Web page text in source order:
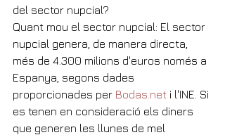
del sector nupcial?
Quant mou el sector nupcial: El sector
nupcial genera, de manera directa,
més de 4.300 milions d'euros només a
Espanya, segons dades
proporcionades per Bodas.net i l'INE. Si
es tenen en consideració els diners
que generen les llunes de mel